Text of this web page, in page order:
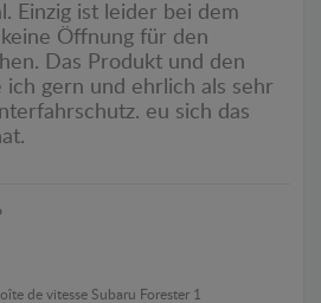
Einzig ist leider bei dem
Öffnung für den
Das Produkt und den
ich gern und ehrlich als sehr
eu sich das
de vitesse Subaru Forester 1